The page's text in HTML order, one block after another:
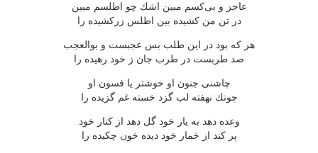
عاجز و بی‌كسم مبین اشك چو اطلسم مبین
در تن من كشیده بین اطلس زركشیده را
هر كه بود در این طلب بس عجبست و بوالعجب
صد طربست در طرب جان ز خود رهیده را
چاشنی جنون او خوشتر یا فسون او
چونك نهفته لب گزد خسته غم گزیده را
وعده دهد به یار خود گل دهد از كنار خود
پر كند از خمار خود دیده خون چكیده را